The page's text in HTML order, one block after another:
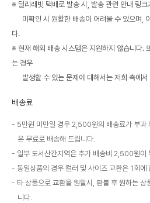
※ 딜리래빗 택배로 발송 시, 발송 관련 안내 링
미확인 시 원활한 배송이 어려울 수 있으며,
다.
※ 현재 해외 배송 시스템은 지원하지 않습니다.
는 경우
발생할 수 있는 문제에 대해서는 저희 측에서
배송료
5만원 미만일 경우 2,500원의 배송료가 부과
은 무료로 배송해 드립니다.
일부 도서산간지역은 추가 배송비 2,500원이
동일상품의 경우 컬러 및 사이즈 교환은 1회에
타 상품으로 교환을 원할시, 환불 후 원하는 상
니다.